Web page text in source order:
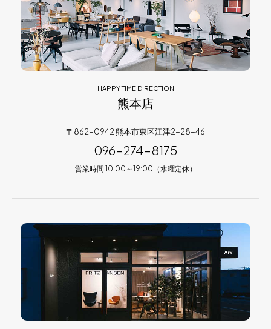
HAPPY TIME DIRECTION
熊本店
〒862-0942 熊本市東区江津2-28-46
096-274-8175
営業時間 10:00～19:00（水曜定休）